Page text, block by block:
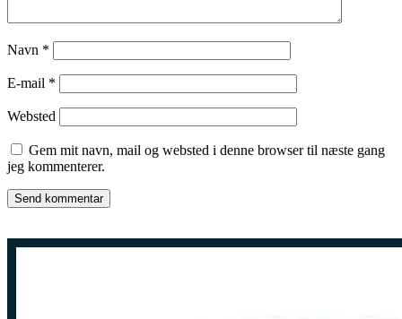
Navn *
E-mail *
Websted
Gem mit navn, mail og websted i denne browser til næste gang
jeg kommenterer.